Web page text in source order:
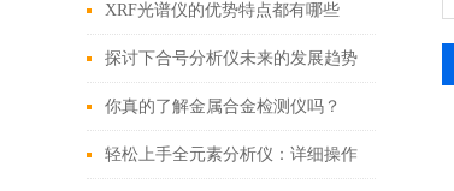
XRF光谱仪的优势特点都有哪些
呢？
探讨下合号分析仪未来的发展趋势
你真的了解金属合金检测仪吗？
轻松上手全元素分析仪：详细操作